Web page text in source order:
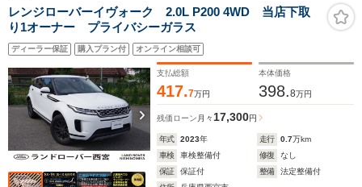
レンジローバーイヴォーク 2.0L P200 4WD 当店下取
り1オーナー プライバシーガラス
ディーラー保証 購入プラン付 オンライン相談可
支払総額
417.7万円
本体価格
398.8万円
残価ローン 月々 17,300円
年式 2023年 走行 0.7万km
車検
車検整備付 修復
なし
保証
保証付 整備
法定整備付